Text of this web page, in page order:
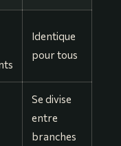
Identique
pour tous
Se divise
entre
branches